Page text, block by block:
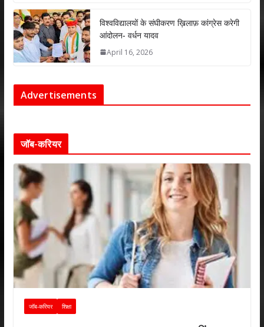
विश्वविद्यालयों के संघीकरण ख़िलाफ़ कांग्रेस करेगी
आंदोलन- वर्धन यादव
April 16, 2026
Advertisements
जॉब-करियर
जॉब-करियर शिक्षा